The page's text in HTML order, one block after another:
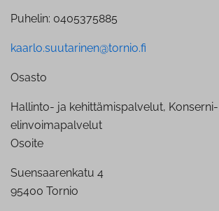
Puhelin: 0405375885
kaarlo.suutarinen@tornio.fi
Osasto
Hallinto- ja kehittämispalvelut,
elinvoimapalvelut
Osoite
Suensaarenkatu 4
95400 Tornio